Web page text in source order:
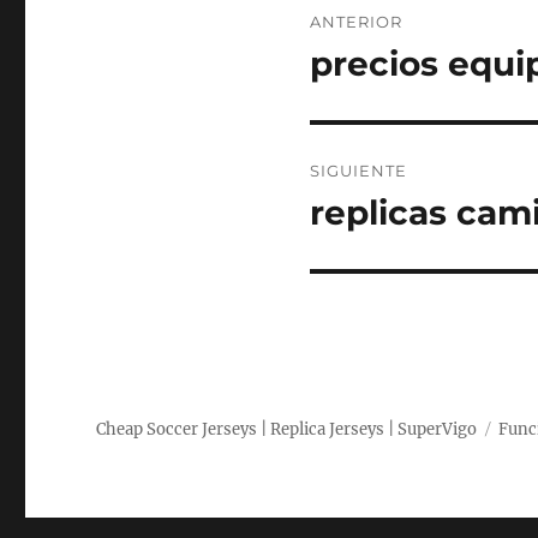
de
ANTERIOR
Entrada
precios
SIGUIENTE
Entrada
replicas
Cheap Soccer Jerseys | Replica Jerseys | SuperVigo